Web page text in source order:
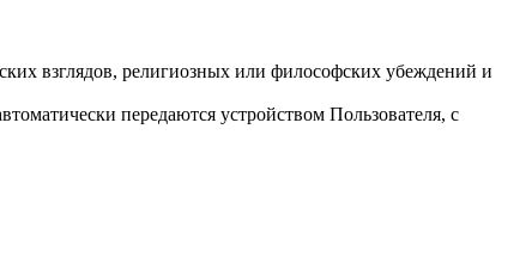
взглядов, религиозных или философских убеждений и
передаются устройством Пользователя, с